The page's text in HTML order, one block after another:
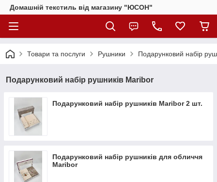
Домашній текстиль від магазину "ЮСОН"
Товари та послуги Рушники Подарунковий набір
Подарунковий набір рушників Maribor
Подарунковий набір рушників Maribor 2 шт.
Подарунковий набір рушників для обличчя
Maribor